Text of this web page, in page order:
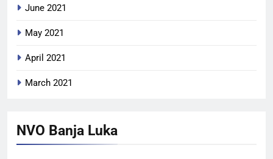
June 2021
May 2021
April 2021
March 2021
NVO Banja Luka